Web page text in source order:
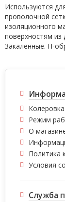
Используются
проволочной
изоляционного
поверхностям из
Закаленные. П-
Режим
О
Политика
Условия
Служба